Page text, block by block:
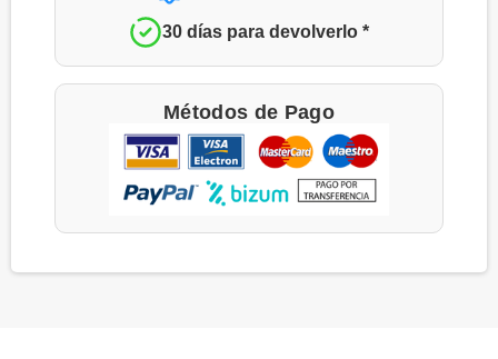
30 días para devolverlo *
Métodos de Pago